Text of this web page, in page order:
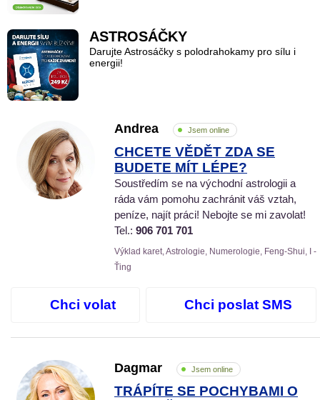
ASTROSÁČKY
Darujte Astrosáčky s polodrahokamy pro sílu i
energii!
Andrea Jsem online
CHCETE VĚDĚT ZDA SE
BUDETE MÍT LÉPE?
Soustředím se na východní astrologii a
ráda vám pomohu zachránit váš vztah,
peníze, najít práci! Nebojte se mi zavolat!
Tel.: 906 701 701
Výklad karet, Astrologie, Numerologie, Feng-Shui, I -
Ťing
Chci volat Chci poslat SMS
Dagmar Jsem online
TRÁPÍTE SE POCHYBAMI O